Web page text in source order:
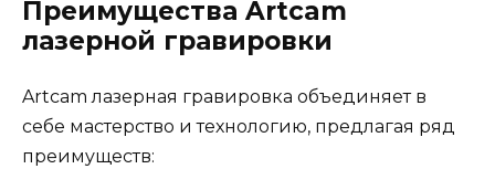
Преимущества Artcam
лазерной гравировки
Artcam лазерная гравировка объединяет в
себе мастерство и технологию, предлагая ряд
преимуществ: